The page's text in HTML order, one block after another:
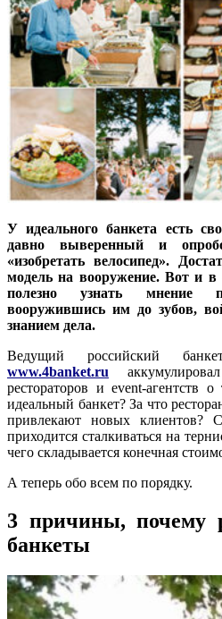
У идеального банкета есть
давно выверенный и
«изобретать велосипед».
модель на вооружение. Вот и в
полезно узнать мнение
вооружившись им до зубов,
знанием дела.
Ведущий российский
www.4banket.ru
рестораторов и event-агентств
идеальный банкет? За что
привлекают новых клиентов?
приходится сталкиваться на
чего складывается конечная
А теперь обо всем по порядку.
3 причины, почему
банкеты